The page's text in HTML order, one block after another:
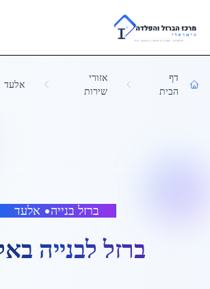
Skip to main content
דף
הבית
אזורי
שירות
אלעד
ברזל בנייה• אלעד
ברזל לבנייה ב